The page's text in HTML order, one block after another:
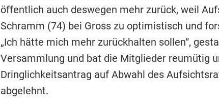
öffentlich auch deswegen mehr zurück, weil
Schramm (74) bei Gross zu optimistisch und
„Ich hätte mich mehr zurückhalten sollen“,
Versammlung und bat die Mitglieder reumütig
Dringlichkeitsantrag auf Abwahl des
abgelehnt.